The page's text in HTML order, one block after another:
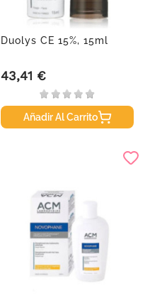
Duolys CE 15%, 15ml
Precio
43,41 €
Añadir Al Carrito